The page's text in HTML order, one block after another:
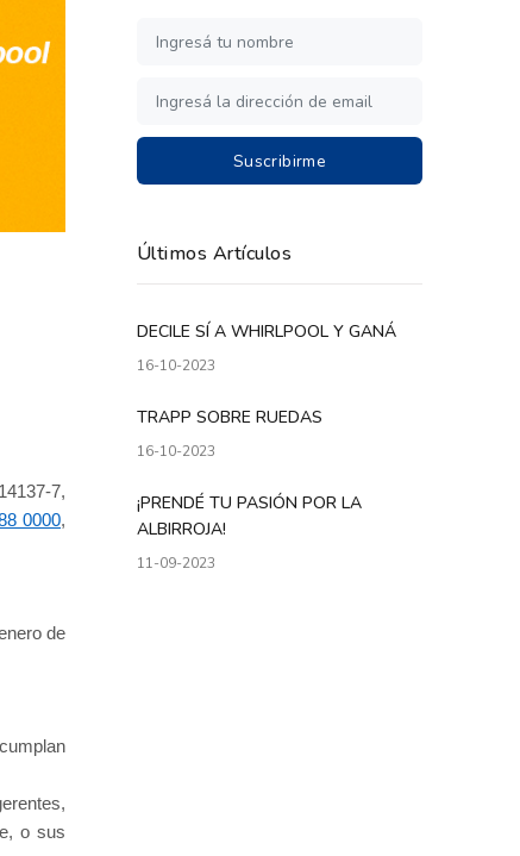
7,
0000,
de
, o sus
Suscribirme
Últimos Artículos
DECILE SÍ A WHIRLPOOL Y GANÁ
16-10-2023
TRAPP SOBRE RUEDAS
16-10-2023
¡PRENDÉ TU PASIÓN POR LA
ALBIRROJA!
11-09-2023